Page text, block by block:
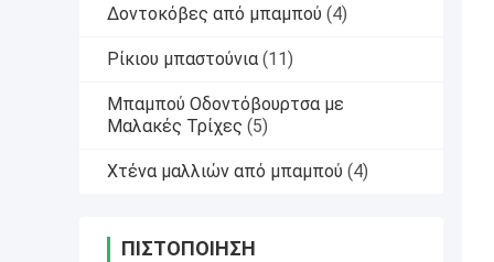
Δοντοκόβες από μπαμπού (4)
Ρίκιου μπαστούνια (11)
Μπαμπού Οδοντόβουρτσα με
Μαλακές Τρίχες (5)
Χτένα μαλλιών από μπαμπού (4)
ΠΙΣΤΟΠΟΊΗΣΗ